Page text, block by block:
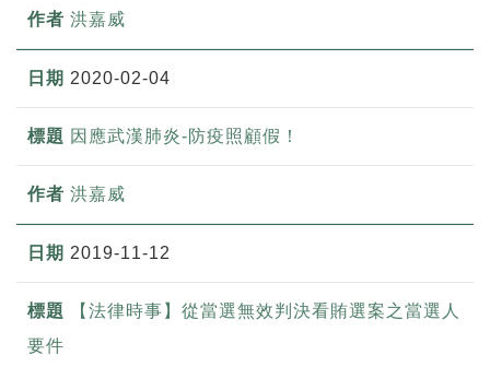
洪嘉威
2020-02-04
因應武漢肺炎-防疫照顧假！
洪嘉威
2019-11-12
【法律時事】從當選無效判決看賄選案之當選人
要件